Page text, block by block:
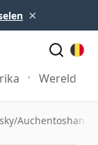
×
Wereld
/Auchentoshan